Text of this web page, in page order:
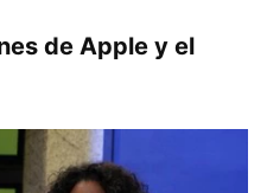
de Apple y el